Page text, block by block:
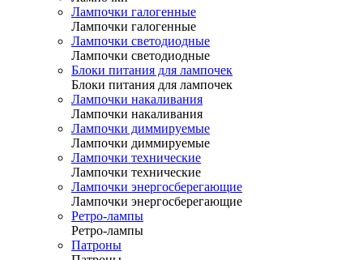
Лампочки галогенные
Лампочки галогенные
Лампочки светодиодные
Лампочки светодиодные
Блоки питания для лампочек
Блоки питания для лампочек
Лампочки накаливания
Лампочки накаливания
Лампочки диммируемые
Лампочки диммируемые
Лампочки технические
Лампочки технические
Лампочки энергосберегающие
Лампочки энергосберегающие
Ретро-лампы
Ретро-лампы
Патроны